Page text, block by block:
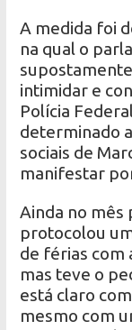
A medida foi
na qual o
intimidar e
Polícia
determinado
sociais de
manifestar
Ainda no mês
protocolou
de férias com
mas teve o
está claro
mesmo com